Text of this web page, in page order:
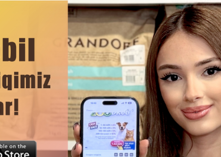
и любого вида корма.
в реакции с содержимым, не меняет вкус, запах
сочетание цветов и дизайн делают миску очень
ЧИТАТЬ ДАЛЬШЕ